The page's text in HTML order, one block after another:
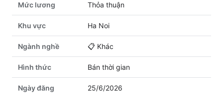
Mức lương Thỏa thuận
Khu vực Ha Noi
Ngành nghề 📋 Khác
Hình thức Bán thời gian
Ngày đăng 25/6/2026